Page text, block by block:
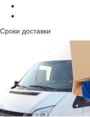
Сроки доставки